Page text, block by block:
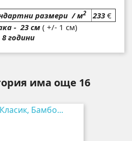
размери / м2 233 €
- 23 см( +/- 1 см)
години
има още 16